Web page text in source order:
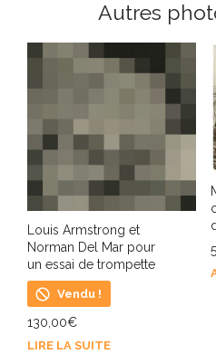
Autres
Louis Armstrong et
Norman Del Mar pour
un essai de trompette
Vendu !
130,00€
LIRE LA SUITE